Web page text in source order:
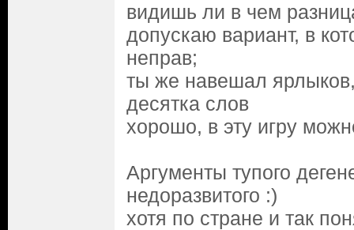
видишь ли в чем
допускаю вариант, в
неправ;
ты же навешал
десятка слов
хорошо, в эту игру
Аргументы тупого
недоразвитого :)
хотя по стране и так